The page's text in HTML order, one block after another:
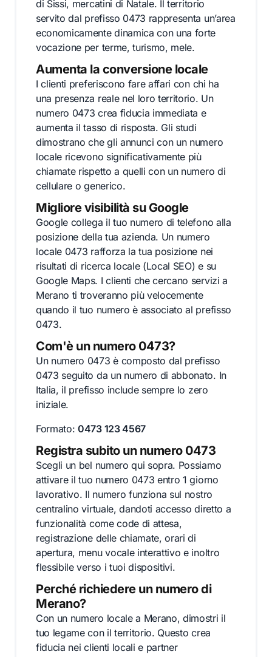
di Sissi, mercatini di Natale. Il territorio
servito dal prefisso 0473 rappresenta un’area
economicamente dinamica con una forte
vocazione per terme, turismo, mele.
Aumenta la conversione locale
I clienti preferiscono fare affari con chi ha
una presenza reale nel loro territorio. Un
numero 0473 crea fiducia immediata e
aumenta il tasso di risposta. Gli studi
dimostrano che gli annunci con un numero
locale ricevono significativamente più
chiamate rispetto a quelli con un numero di
cellulare o generico.
Migliore visibilità su Google
Google collega il tuo numero di telefono alla
posizione della tua azienda. Un numero
locale 0473 rafforza la tua posizione nei
risultati di ricerca locale (Local SEO) e su
Google Maps. I clienti che cercano servizi a
Merano ti troveranno più velocemente
quando il tuo numero è associato al prefisso
0473.
Com'è un numero 0473?
Un numero 0473 è composto dal prefisso
0473 seguito da un numero di abbonato. In
Italia, il prefisso include sempre lo zero
iniziale.
Formato:0473 123 4567
Registra subito un numero 0473
Scegli un bel numero qui sopra. Possiamo
attivare il tuo numero 0473 entro 1 giorno
lavorativo. Il numero funziona sul nostro
centralino virtuale, dandoti accesso diretto a
funzionalità come code di attesa,
registrazione delle chiamate, orari di
apertura, menu vocale interattivo e inoltro
flessibile verso i tuoi dispositivi.
Perché richiedere un numero di
Merano?
Con un numero locale a Merano, dimostri il
tuo legame con il territorio. Questo crea
fiducia nei clienti locali e partner